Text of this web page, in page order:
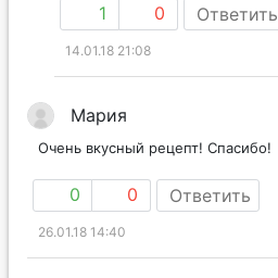
1 0 Ответить
14.01.18 21:08
Мария
Очень вкусный рецепт! Спасибо!
0 0 Ответить
26.01.18 14:40